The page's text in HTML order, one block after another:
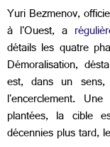
Yuri Bezmenov,
à l'Ouest, a
détails les quatre
Démoralisation,
est, dans un
l'encerclement.
plantées, la cible
décennies plus tard,